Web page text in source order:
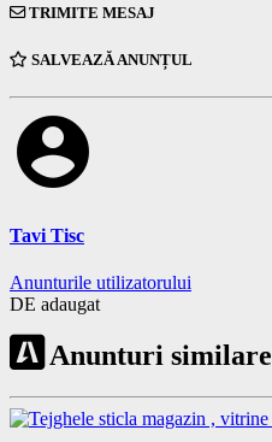
TRIMITE MESAJ
SALVEAZĂ ANUNȚUL
account_circle
Tavi Tisc
Anunturile utilizatorului
DE adaugat
Anunturi similare